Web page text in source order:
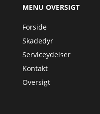
MENU OVERSIGT
Forside
Skadedyr
Serviceydelser
Kontakt
Oversigt